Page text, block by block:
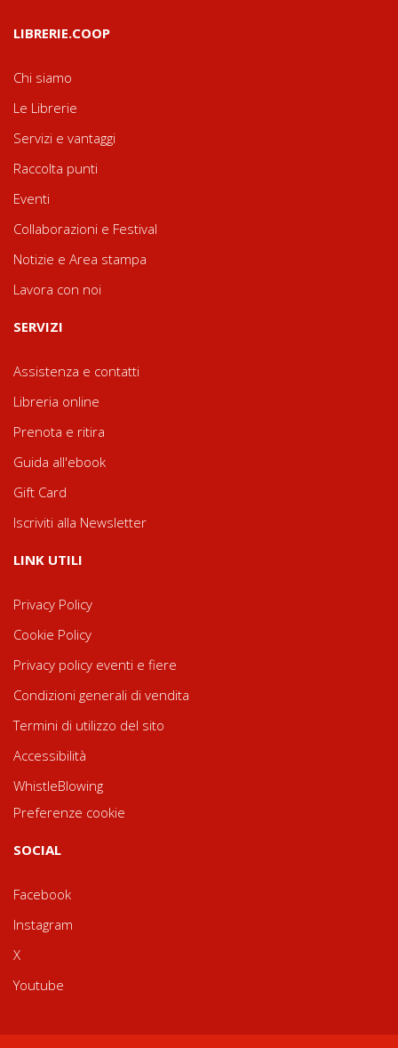
LIBRERIE.COOP
Chi siamo
Le Librerie
Servizi e vantaggi
Raccolta punti
Eventi
Collaborazioni e Festival
Notizie e Area stampa
Lavora con noi
SERVIZI
Assistenza e contatti
Libreria online
Prenota e ritira
Guida all'ebook
Gift Card
Iscriviti alla Newsletter
LINK UTILI
Privacy Policy
Cookie Policy
Privacy policy eventi e fiere
Condizioni generali di vendita
Termini di utilizzo del sito
Accessibilità
WhistleBlowing
Preferenze cookie
SOCIAL
Facebook
Instagram
X
Youtube